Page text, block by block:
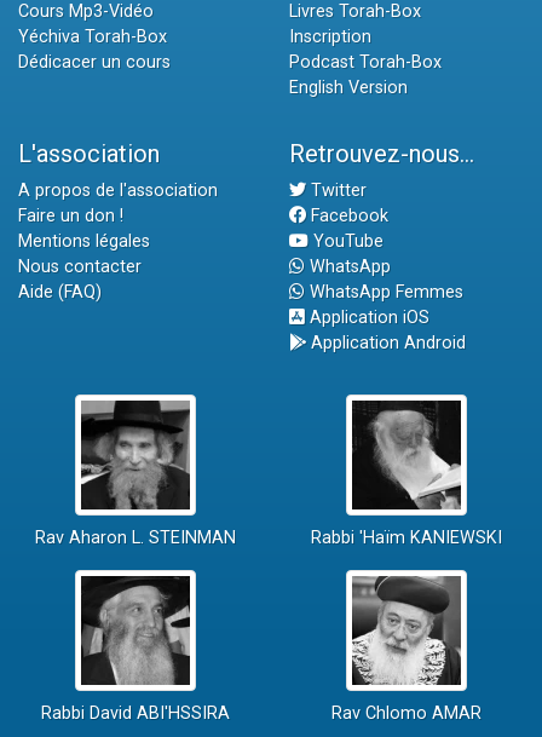
Cours Mp3-Vidéo
Yéchiva Torah-Box
Dédicacer un cours
Livres Torah-Box
Inscription
Podcast Torah-Box
English Version
L'association
A propos de l'association
Faire un don !
Mentions légales
Nous contacter
Aide (FAQ)
Retrouvez-nous...
Twitter
Facebook
YouTube
WhatsApp
WhatsApp Femmes
Application iOS
Application Android
Rav Aharon L. STEINMAN Rabbi 'Haïm KANIEWSKI
Rabbi David ABI'HSSIRA Rav Chlomo AMAR